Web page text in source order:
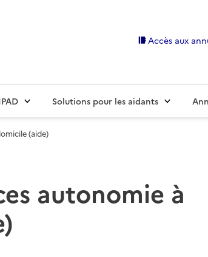
Accès aux
Solutions pour les aidants
(aide)
autonomie à